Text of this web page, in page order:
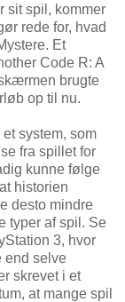
sit spil, kommer
rede for, hvad
Et
Code R: A
brugte
op til nu.
system, som
fra spillet for
kunne følge
historien
desto mindre
typer af spil. Se
3, hvor
end selve
skrevet i et
at mange spil